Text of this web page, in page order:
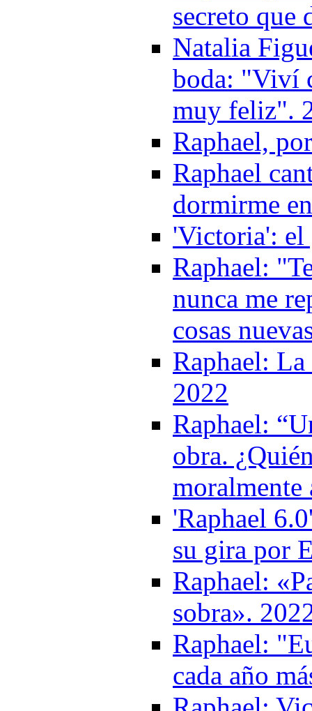
secreto que
Natalia
boda: "Viví
muy feliz".
Raphael,
Raphael
dormirme
'Victoria': el
Raphael:
nunca me
cosas
Raphael:
2022
Raphael:
obra.
moralmente
'Raphael
su gira por
Raphael:
sobra».
Raphael:
cada año